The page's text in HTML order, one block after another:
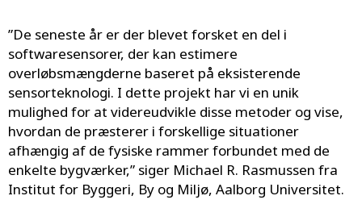
”De seneste år er der blevet forsket en del i
softwaresensorer, der kan estimere
overløbsmængderne baseret på eksisterende
sensorteknologi. I dette projekt har vi en unik
mulighed for at videreudvikle disse metoder og vise,
hvordan de præsterer i forskellige situationer
afhængig af de fysiske rammer forbundet med de
enkelte bygværker,” siger Michael R. Rasmussen fra
Institut for Byggeri, By og Miljø, Aalborg Universitet.